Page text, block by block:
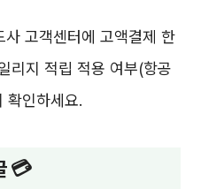
고객센터에 고액결제 한
리지 적립 적용 여부(항공
확인하세요.
💳